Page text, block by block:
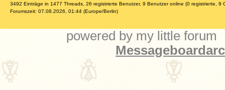
3492 Einträge in 1477 Threads, 26 registrierte Benutzer, 9 Benutzer online (0 registrierte, 9
Forumszeit: 07.08.2026, 01:44 (Europe/Berlin)
powered by my little forum